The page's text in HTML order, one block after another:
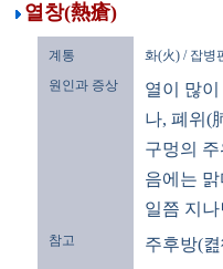
열창(熱瘡)
계통
화(火) / 잡병
원인과 증상
열이 많
나, 폐위(
구멍의
음에는
일쯤 지
참고 주후방(